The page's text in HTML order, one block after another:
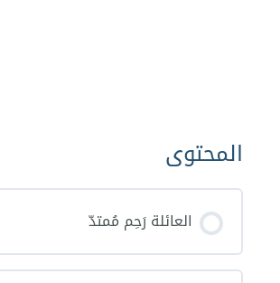
المحتوى
العائلة رَحِم مُمتدّ